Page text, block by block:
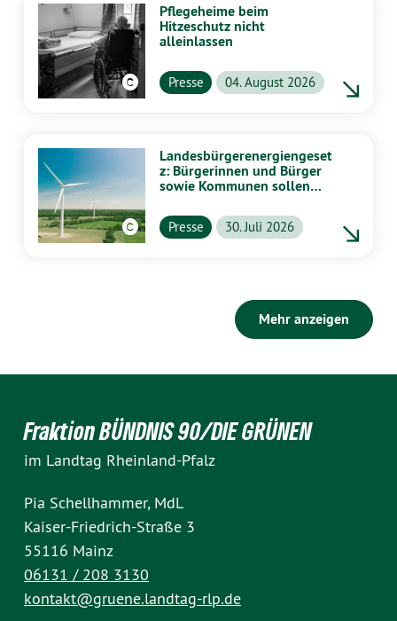
Pflegeheime beim
Hitzeschutz nicht
alleinlassen
Presse 04. August 2026
Landesbürgerenergiengeset
z: Bürgerinnen und Bürger
sowie Kommunen sollen
profitieren
Presse 30. Juli 2026
Mehr anzeigen
Fraktion BÜNDNIS 90/DIE GRÜNEN
im Landtag Rheinland-Pfalz
Pia Schellhammer, MdL
Kaiser-Friedrich-Straße 3
55116 Mainz
06131 / 208 3130
kontakt@gruene.landtag-rlp.de